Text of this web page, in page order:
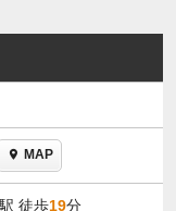
MAP
駅 徒歩19分